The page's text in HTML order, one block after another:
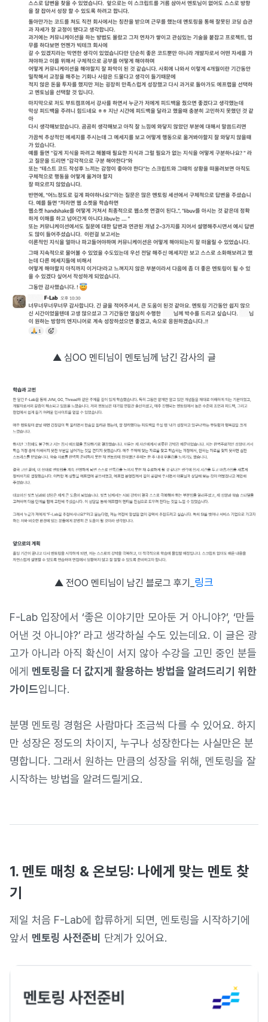
▲ 심OO 멘티님이 멘토님께 남긴 감사의 글
▲ 전OO 멘티님이 남긴 블로그 후기_ 링크
F-Lab 입장에서 ‘좋은 이야기만 모아둔 거 아니야?’, ‘만들
어낸 것 아니야?’ 라고 생각하실 수도 있는데요. 이 글은 광
고가 아니라 아직 확신이 서지 않아 수강을 고민 중인 분들
에게 멘토링을 더 값지게 활용하는 방법을 알려드리기 위한
가이드입니다.
분명 멘토링 경험은 사람마다 조금씩 다를 수 있어요. 하지
만 성장은 정도의 차이지, 누구나 성장한다는 사실만은 분
명합니다. 그래서 원하는 만큼의 성장을 위해, 멘토링을 잘
시작하는 방법을 알려드릴게요.
1. 멘토 매칭 & 온보딩: 나에게 맞는 멘토 찾
기
제일 처음 F-Lab에 합류하게 되면, 멘토링을 시작하기에
앞서 멘토링 사전준비 단계가 있어요.